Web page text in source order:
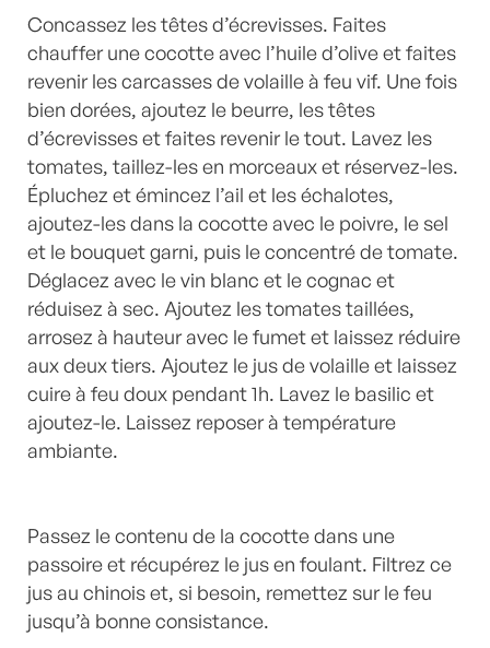
Concassez les têtes d’écrevisses. Faites
chauffer une cocotte avec l’huile d’olive et faites
revenir les carcasses de volaille à feu vif. Une fois
bien dorées, ajoutez le beurre, les têtes
d’écrevisses et faites revenir le tout. Lavez les
tomates, taillez-les en morceaux et réservez-les.
Épluchez et émincez l’ail et les échalotes,
ajoutez-les dans la cocotte avec le poivre, le sel
et le bouquet garni, puis le concentré de tomate.
Déglacez avec le vin blanc et le cognac et
réduisez à sec. Ajoutez les tomates taillées,
arrosez à hauteur avec le fumet et laissez réduire
aux deux tiers. Ajoutez le jus de volaille et laissez
cuire à feu doux pendant 1h. Lavez le basilic et
ajoutez-le. Laissez reposer à température
ambiante.
Passez le contenu de la cocotte dans une
passoire et récupérez le jus en foulant. Filtrez ce
jus au chinois et, si besoin, remettez sur le feu
jusqu’à bonne consistance.